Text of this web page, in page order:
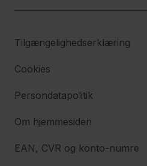
Tilgængelighedserklæring
Cookies
Persondatapolitik
Om hjemmesiden
EAN, CVR og konto-numre